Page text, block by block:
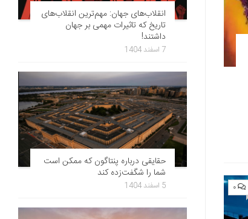
۰
انقلاب‌های جهان: مهم‌ترین انقلاب‌های
تاریخ که تاثیرات مهمی بر جهان
داشتند!
7 اسفند 1404
حقایقی درباره پنتاگون که ممکن است
شما را شگفت‌زده کند
5 اسفند 1404